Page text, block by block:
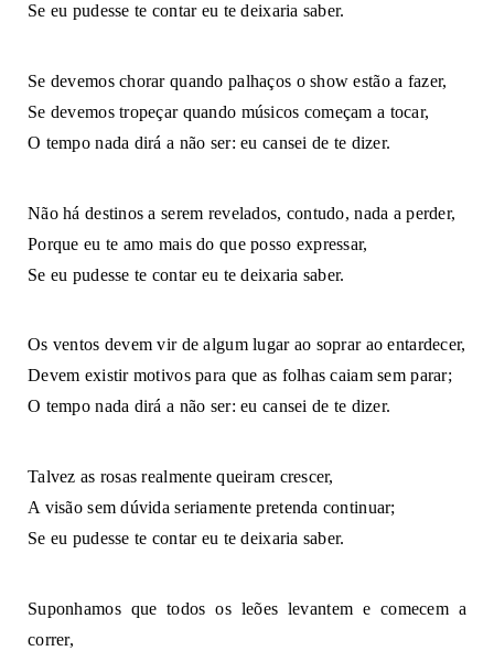
Se eu pudesse te contar eu te deixaria saber.
Se devemos chorar quando palhaços o show estão a fazer,
Se devemos tropeçar quando músicos começam a tocar,
O tempo nada dirá a não ser: eu cansei de te dizer.
Não há destinos a serem revelados, contudo, nada a perder,
Porque eu te amo mais do que posso expressar,
Se eu pudesse te contar eu te deixaria saber.
Os ventos devem vir de algum lugar ao soprar ao entardecer,
Devem existir motivos para que as folhas caiam sem parar;
O tempo nada dirá a não ser: eu cansei de te dizer.
Talvez as rosas realmente queiram crescer,
A visão sem dúvida seriamente pretenda continuar;
Se eu pudesse te contar eu te deixaria saber.
Suponhamos que todos os leões levantem e comecem a
correr,